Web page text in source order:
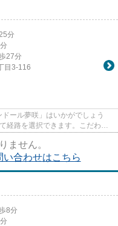
分
27分
目3-116
ール夢咲」はいかがでしょう
経路を選択できます。こだわり
ません。
合わせはこちら
8分